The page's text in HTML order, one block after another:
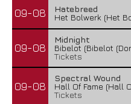
09-08
Hatebreed
Het Bolwerk (Het
09-08
Midnight
Bibelot (Bibelot
Tickets
09-08
Spectral Wound
Hall Of Fame (Hall
Tickets